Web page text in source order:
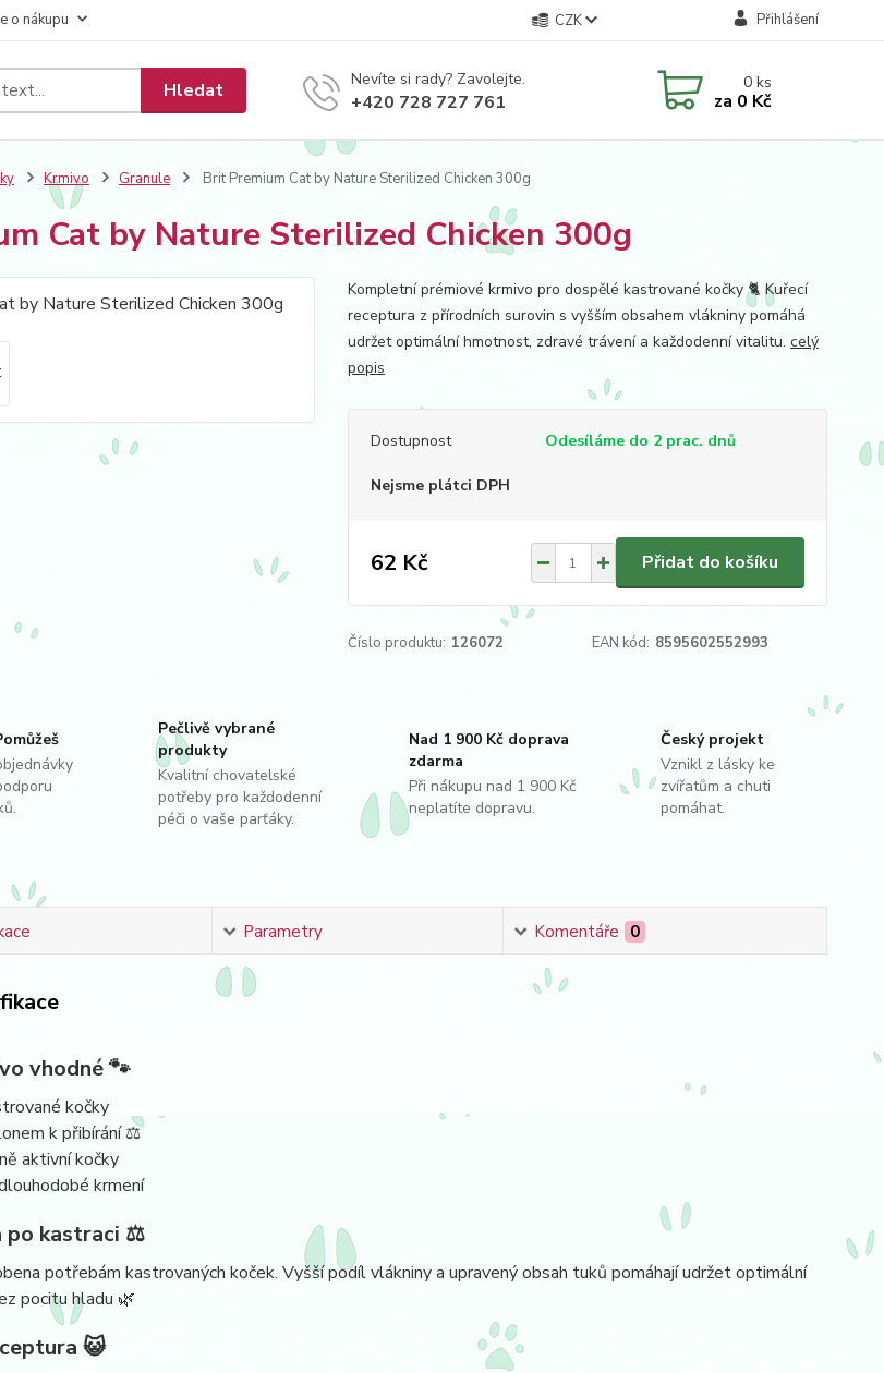
o nákupu CZK Přihlášení
Hledat Nevíte si rady? Zavolejte.
+420 728 727 761
0ks
za 0 Kč
Krmivo Granule Brit Premium Cat by Nature Sterilized Chicken 300g
Cat by Nature Sterilized Chicken 300g
Kompletní prémiové krmivo pro dospělé kastrované kočky 🐈 Kuřecí
receptura z přírodních surovin s vyšším obsahem vlákniny pomáhá
udržet optimální hmotnost, zdravé trávení a každodenní vitalitu. celý
popis
Dostupnost Odesíláme do 2 prac. dnů
Nejsme plátci DPH
62 Kč Přidat do košíku
Číslo produktu: 126072 EAN kód: 8595602552993
Pečlivě vybrané
produkty
Kvalitní chovatelské
potřeby pro každodenní
péči o vaše parťáky.
Nad 1 900 Kč doprava
zdarma
Při nákupu nad 1 900 Kč
neplatíte dopravu.
Český projekt
Vznikl z lásky ke
zvířatům a chuti
pomáhat.
Parametry Komentáře 0
vhodné 🐾
kočky
k přibírání ⚖️
aktivní kočky
krmení
po kastraci ⚖️
potřebám kastrovaných koček. Vyšší podíl vlákniny a upravený obsah tuků pomáhají udržet optimální
pocitu hladu 🌿
😺